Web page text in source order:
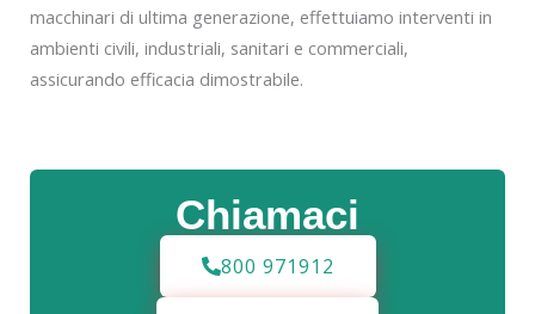
Chiamaci
800 971912
macchinari di ultima generazione, effettuiamo interventi in
ambienti civili, industriali, sanitari e commerciali,
assicurando efficacia dimostrabile.